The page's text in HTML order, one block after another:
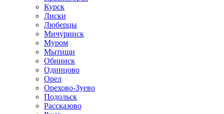
Курск
Лиски
Люберцы
Мичуринск
Муром
Мытищи
Обнинск
Одинцово
Орел
Орехово-Зуево
Подольск
Рассказово